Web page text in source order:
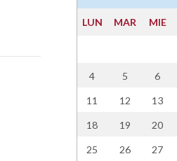
LUN MAR MIE
4 5 6
11 12 13
18 19 20
25 26 27